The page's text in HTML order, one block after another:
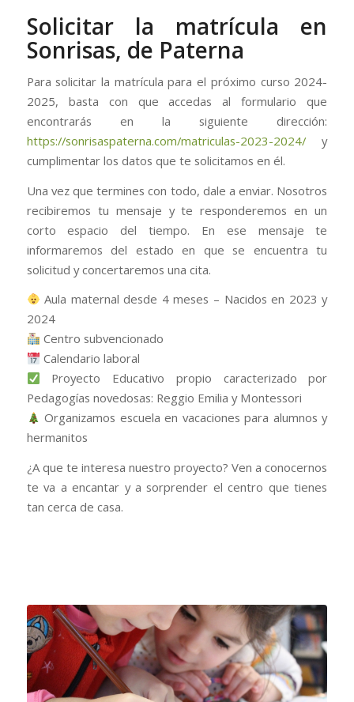
Solicitar la matrícula en
Sonrisas, de Paterna
Para solicitar la matrícula para el próximo curso 2024-
2025, basta con que accedas al formulario que
encontrarás en la siguiente dirección:
https://sonrisaspaterna.com/matriculas-2023-2024/y
cumplimentar los datos que te solicitamos en él.
Una vez que termines con todo, dale a enviar. Nosotros
recibiremos tu mensaje y te responderemos en un
corto espacio del tiempo. En ese mensaje te
informaremos del estado en que se encuentra tu
solicitud y concertaremos una cita.
Aula maternal desde 4 meses – Nacidos en 2023 y
2024
Centro subvencionado
Calendario laboral
Proyecto Educativo propio caracterizado por
Pedagogías novedosas: Reggio Emilia y Montessori
Organizamos escuela en vacaciones para alumnos y
hermanitos
¿A que te interesa nuestro proyecto? Ven a conocernos
te va a encantar y a sorprender el centro que tienes
tan cerca de casa.